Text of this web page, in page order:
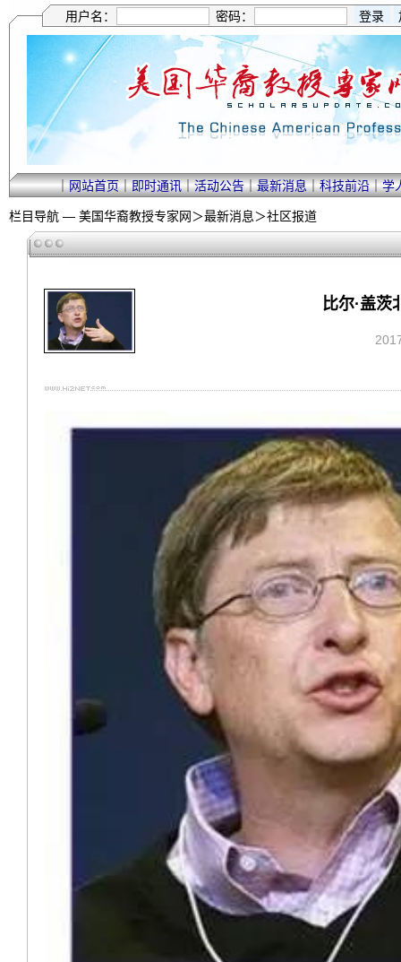
用户名： 密码：
｜网站首页｜即时通讯｜活动公告｜最新消息｜科技前沿｜学
栏目导航 — 美国华裔教授专家网＞最新消息＞社区报道
比尔·盖茨